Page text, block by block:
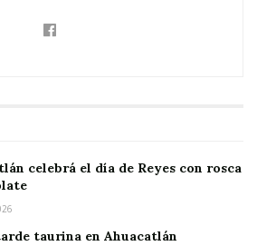
celebrá el día de Reyes con rosca
taurina en Ahuacatlán